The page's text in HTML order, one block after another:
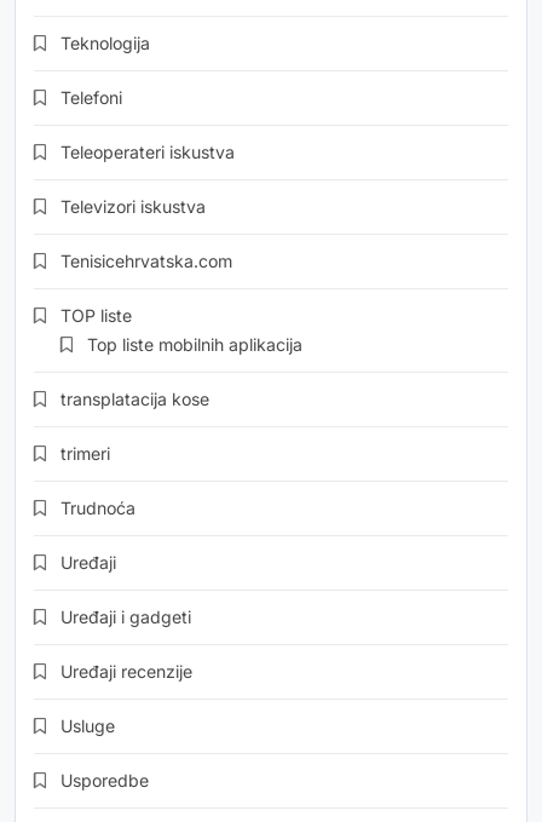
Teknologija
Telefoni
Teleoperateri iskustva
Televizori iskustva
Tenisicehrvatska.com
TOP liste
Top liste mobilnih aplikacija
transplatacija kose
trimeri
Trudnoća
Uređaji
Uređaji i gadgeti
Uređaji recenzije
Usluge
Usporedbe